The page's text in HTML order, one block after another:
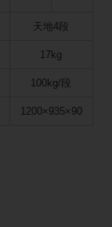
天地4段
17kg
100kg/段
1200×935×90